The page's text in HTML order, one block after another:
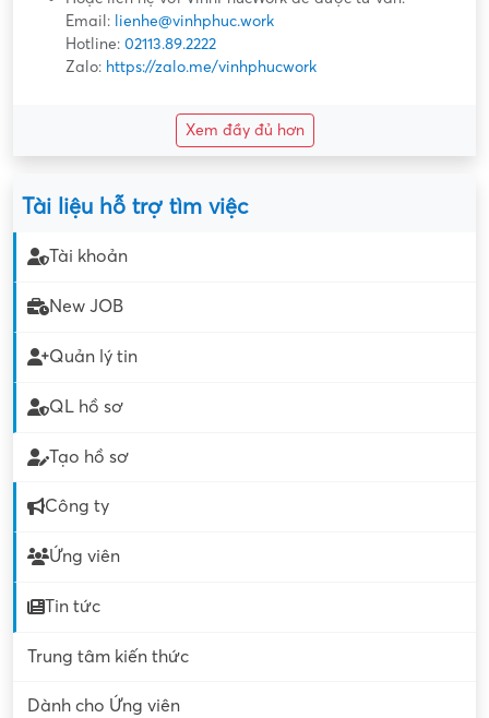
Email: lienhe@vinhphuc.work
Hotline: 02113.89.2222
Zalo: https://zalo.me/vinhphucwork
Xem đầy đủ hơn
Tài liệu hỗ trợ tìm việc
Tài khoản
New JOB
Quản lý tin
QL hồ sơ
Tạo hồ sơ
Công ty
Ứng viên
Tin tức
Trung tâm kiến thức
Dành cho Ứng viên